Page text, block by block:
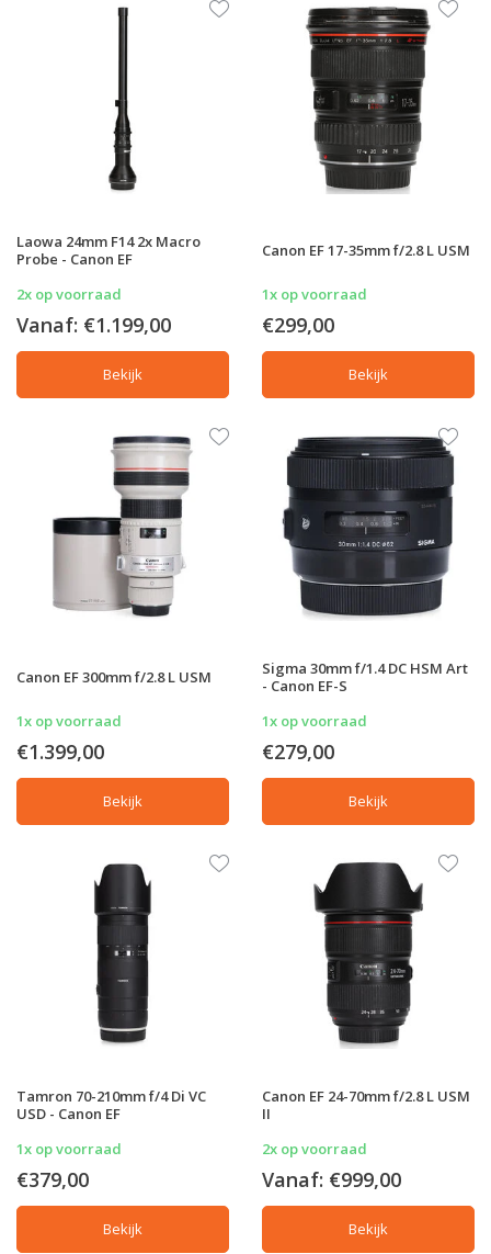
Laowa 24mm F14 2x Macro
Probe - Canon EF
2x op voorraad
Vanaf: €1.199,00
Bekijk
Canon EF 17-35mm f/2.8 L USM
1x op voorraad
€299,00
Bekijk
Canon EF 300mm f/2.8 L USM
1x op voorraad
€1.399,00
Bekijk
Sigma 30mm f/1.4 DC HSM Art
- Canon EF-S
1x op voorraad
€279,00
Bekijk
Tamron 70-210mm f/4 Di VC
USD - Canon EF
1x op voorraad
€379,00
Bekijk
Canon EF 24-70mm f/2.8 L USM
II
2x op voorraad
Vanaf: €999,00
Bekijk